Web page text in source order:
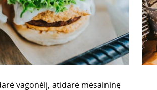
vagonėlį, atidarė mėsaininę